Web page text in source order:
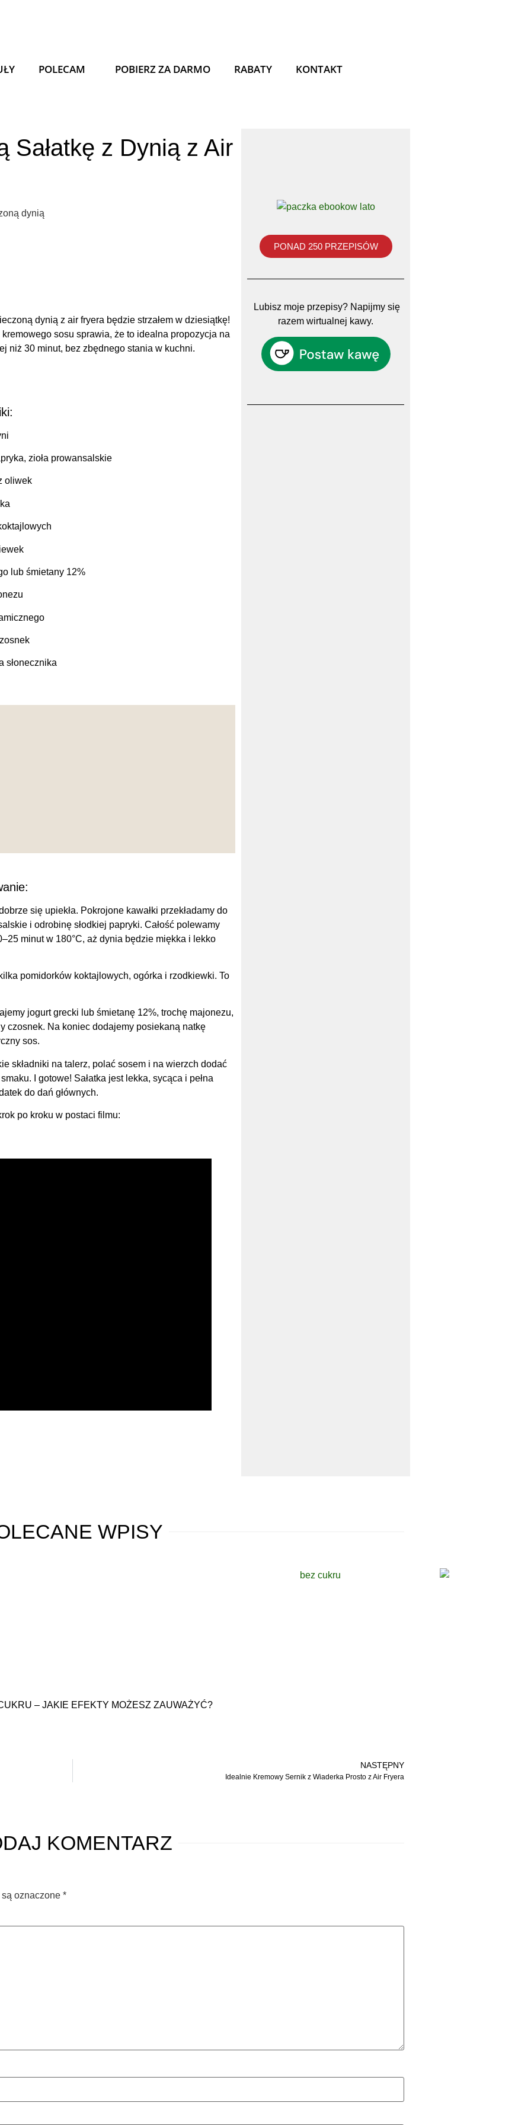
POLECAM POBIERZ ZA DARMO RABATY KONTAKT
Sałatkę z Dynią z Air
dynią z air fryera będzie strzałem w dziesiątkę!
sosu sprawia, że to idealna propozycja na
niż 30 minut, bez zbędnego stania w kuchni.
zioła prowansalskie
oliwek
lub śmietany 12%
słonecznika
się upiekła. Pokrojone kawałki przekładamy do
i odrobinę słodkiej papryki. Całość polewamy
minut w 180°C, aż dynia będzie miękka i lekko
pomidorków koktajlowych, ogórka i rzodkiewki. To
jogurt grecki lub śmietanę 12%, trochę majonezu,
czosnek. Na koniec dodajemy posiekaną natkę
sos.
składniki na talerz, polać sosem i na wierzch dodać
I gotowe! Sałatka jest lekka, sycąca i pełna
do dań głównych.
po kroku w postaci filmu:
PONAD 250 PRZEPISÓW
Lubisz moje przepisy? Napijmy się
razem wirtualnej kawy.
WPISY
– JAKIE EFEKTY MOŻESZ ZAUWAŻYĆ?
NASTĘPNY
Idealnie Kremowy Sernik z Wiaderka Prosto z Air Fryera
KOMENTARZ
oznaczone *